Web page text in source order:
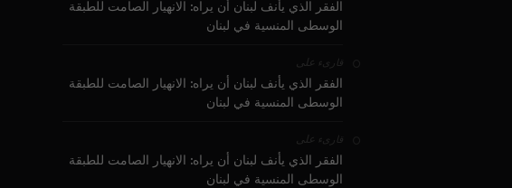
الفقر الذي يأنف لبنان أن يراه: الانهيار الصامت للطبقة
الوسطى المنسية في لبنان
قارىء على
الفقر الذي يأنف لبنان أن يراه: الانهيار الصامت للطبقة
الوسطى المنسية في لبنان
قارىء على
الفقر الذي يأنف لبنان أن يراه: الانهيار الصامت للطبقة
الوسطى المنسية في لبنان